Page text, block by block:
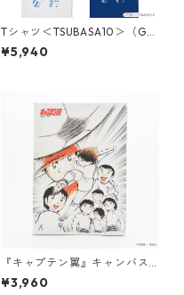
Tシャツ＜TSUBASA10＞（G5
92-035）
¥5,940
『キャプテン翼』キャンバス
パネル（014）
¥3,960